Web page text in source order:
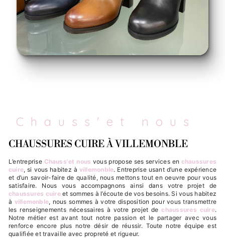
Chauss'et nous
CHAUSSURES CUIRE À VILLEMONBLE
L’entreprise Chauss'et nous vous propose ses services en chaussures
cuire, si vous habitez à villemonble. Entreprise usant d’une expérience
et d’un savoir-faire de qualité, nous mettons tout en oeuvre pour vous
satisfaire. Nous vous accompagnons ainsi dans votre projet de
chaussures cuireet sommes à l’écoute de vos besoins. Si vous habitez
à villemonble, nous sommes à votre disposition pour vous transmettre
les renseignements nécessaires à votre projet dechaussures cuire.
Notre métier est avant tout notre passion et le partager avec vous
renforce encore plus notre désir de réussir. Toute notre équipe est
qualifiée et travaille avec propreté et rigueur.